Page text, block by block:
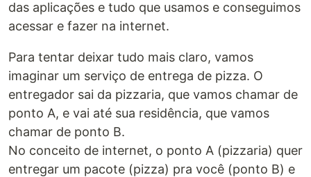
das aplicações e tudo que usamos e conseguimos
acessar e fazer na internet.
Para tentar deixar tudo mais claro, vamos
imaginar um serviço de entrega de pizza. O
entregador sai da pizzaria, que vamos chamar de
ponto A, e vai até sua residência, que vamos
chamar de ponto B.
No conceito de internet, o ponto A (pizzaria) quer
entregar um pacote (pizza) pra você (ponto B) e